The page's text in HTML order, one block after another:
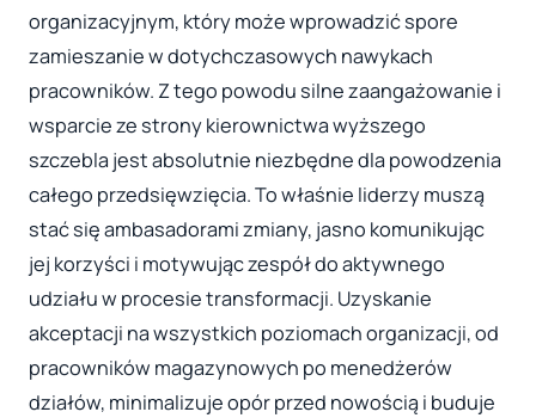
organizacyjnym, który może wprowadzić spore
zamieszanie w dotychczasowych nawykach
pracowników. Z tego powodu silne zaangażowanie i
wsparcie ze strony kierownictwa wyższego
szczebla jest absolutnie niezbędne dla powodzenia
całego przedsięwzięcia. To właśnie liderzy muszą
stać się ambasadorami zmiany, jasno komunikując
jej korzyści i motywując zespół do aktywnego
udziału w procesie transformacji. Uzyskanie
akceptacji na wszystkich poziomach organizacji, od
pracowników magazynowych po menedżerów
działów, minimalizuje opór przed nowością i buduje